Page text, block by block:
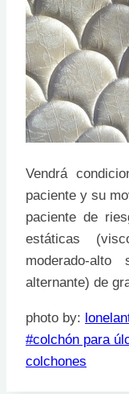
Vendrá
paciente y su
paciente de
estáticas
moderado-
alternante) de
photo by:
Etiquetas
de
#colchón para
colchones